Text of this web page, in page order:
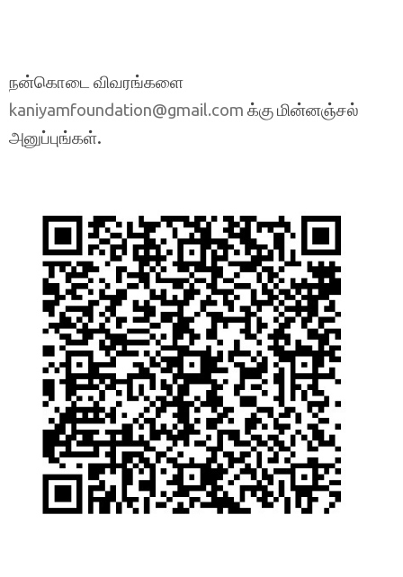
நன்கொடை விவரங்களை
kaniyamfoundation@gmail.com க்கு மின்னஞ்சல்
அனுப்புங்கள்.